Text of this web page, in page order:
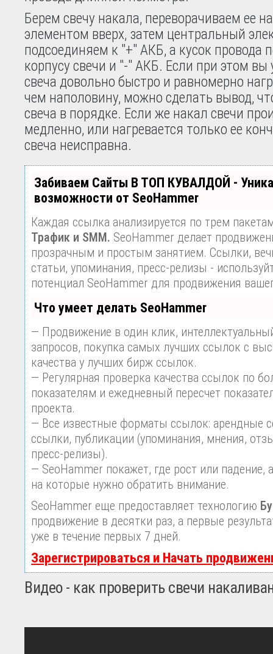
Берем свечу накала, переворачиваем ее
элементом вверх, затем центральный
подсоединяем к "+" АКБ, а кусок провода
корпусу свечи и "-" АКБ. Если при этом вы
свеча довольно быстро и равномерно
чем наполовину, можно сделать вывод,
свеча в порядке. Если же накал свечи
медленно, или нагревается только ее
свеча неисправна.
Забиваем Сайты В ТОП КУВАЛДОЙ -
возможности от SeoHammer
Каждая ссылка анализируется по трем
Трафик и SMM. SeoHammer делает
прозрачным и простым занятием. Ссылки,
статьи, упоминания, пресс-релизы -
потенциал SeoHammer для продвижения
Что умеет делать SeoHammer
— Продвижение в один клик,
запросов, покупка самых лучших ссылок с
качества у лучших бирж ссылок.
— Регулярная проверка качества ссылок по
показателям и ежедневный пересчет
проекта.
— Все известные форматы ссылок: арендные
ссылки, публикации (упоминания, мнения,
пресс-релизы).
— SeoHammer покажет, где рост или падение,
на которые нужно обратить внимание.
SeoHammer еще предоставляет технологию
продвижение в десятки раз, а первые
уже в течение первых 7 дней.
Зарегистрироваться и Начать
Видео - как проверить свечи